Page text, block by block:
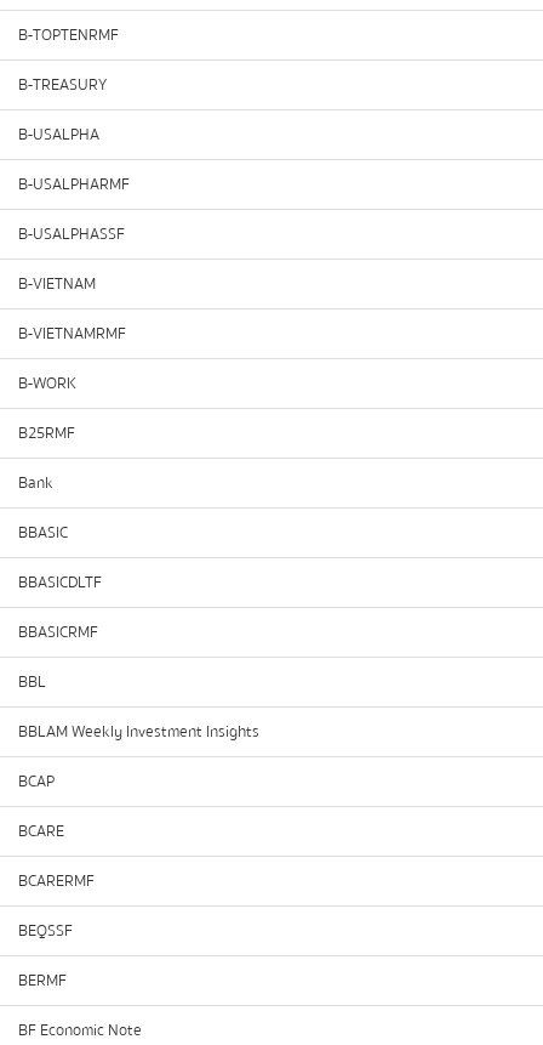
B-TOPTENRMF
B-TREASURY
B-USALPHA
B-USALPHARMF
B-USALPHASSF
B-VIETNAM
B-VIETNAMRMF
B-WORK
B25RMF
Bank
BBASIC
BBASICDLTF
BBASICRMF
BBL
BBLAM Weekly Investment Insights
BCAP
BCARE
BCARERMF
BEQSSF
BERMF
BF Economic Note